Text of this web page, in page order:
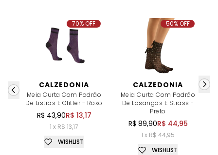
CALZEDONIA
Meia Curta Com Padrão
De Listras E Glitter - Roxo
R$ 43,90R$ 13,17
1 x R$ 13,17
70% OFF
WISHLIST
CALZEDONIA
Meia Curta Com Padrão
De Losangos E Strass -
Preto
R$ 89,90R$ 44,95
1 x R$ 44,95
50% OFF
WISHLIST